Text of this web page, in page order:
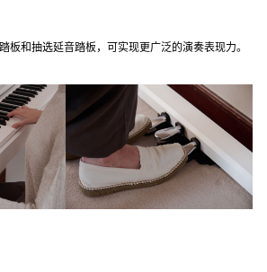
板和抽选延音踏板，可实现更广泛的演奏表现力。